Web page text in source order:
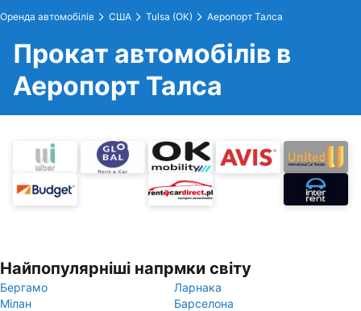
Оренда автомобілів США Tulsa (OK) Аеропорт Талса
Прокат автомобілів в
Аеропорт Талса
Найпопулярніші напрмки світу
Бергамо
Ларнака
Мілан
Барселона